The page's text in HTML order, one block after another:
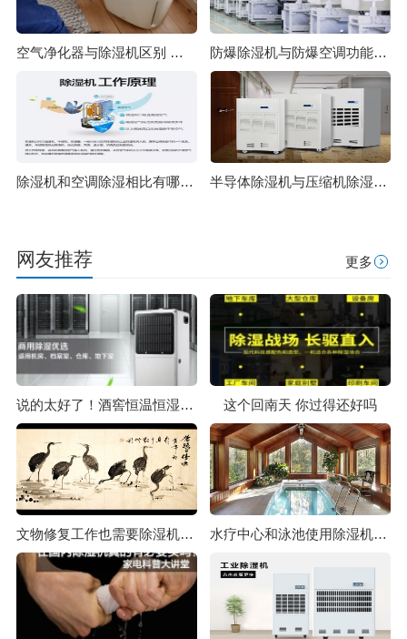
空气净化器与除湿机区别 除湿原理一样吗 防爆除湿机与防爆空调功能上有哪些区别 除湿机制造标准
除湿机和空调除湿相比有哪些优势？ 半导体除湿机与压缩机除湿机的对比
网友推荐 更多
说的太好了！酒窖恒温恒湿系列必不可少！ 这个回南天 你过得还好吗
文物修复工作也需要除湿机配合_除湿机厂家 水疗中心和泳池使用除湿机的5个好处_除湿机厂家